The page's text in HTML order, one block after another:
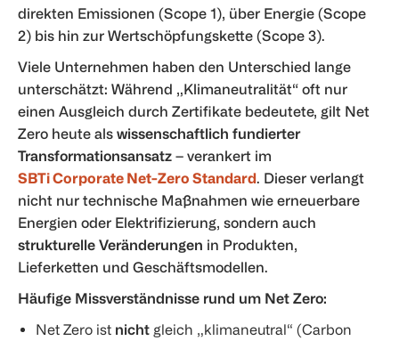
direkten Emissionen (Scope 1), über Energie (Scope
2) bis hin zur Wertschöpfungskette (Scope 3).
Viele Unternehmen haben den Unterschied lange
unterschätzt: Während „Klimaneutralität“ oft nur
einen Ausgleich durch Zertifikate bedeutete, gilt Net
Zero heute als wissenschaftlich fundierter
Transformationsansatz – verankert im
SBTi Corporate Net-Zero Standard. Dieser verlangt
nicht nur technische Maßnahmen wie erneuerbare
Energien oder Elektrifizierung, sondern auch
strukturelle Veränderungen in Produkten,
Lieferketten und Geschäftsmodellen.
Häufige Missverständnisse rund um Net Zero:
Net Zero ist nicht gleich „klimaneutral“ (Carbon